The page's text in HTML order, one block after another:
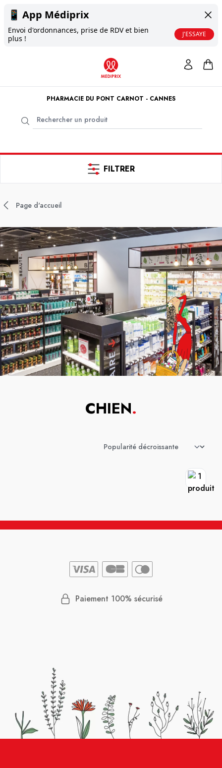
📱 App Médiprix
Envoi d'ordonnances, prise de RDV et bien
plus !
J'ESSAYE
PHARMACIE DU PONT CARNOT - CANNES
FILTRER
Page d'accueil
CHIEN.
Paiement 100% sécurisé